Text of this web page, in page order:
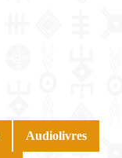
Audiolivres